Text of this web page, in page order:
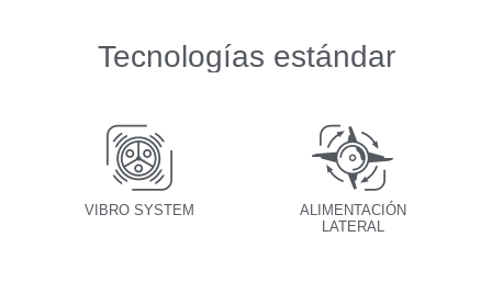
Tecnologías estándar
VIBRO SYSTEM
ALIMENTACIÓN
LATERAL